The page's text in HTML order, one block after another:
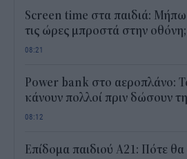
Screen time στα παιδιά:
τις ώρες μπροστά στην οθόνη;
08:21
Power bank στο αεροπλάνο:
κάνουν πολλοί πριν δώσουν
08:12
Επίδομα παιδιού Α21: Πότε